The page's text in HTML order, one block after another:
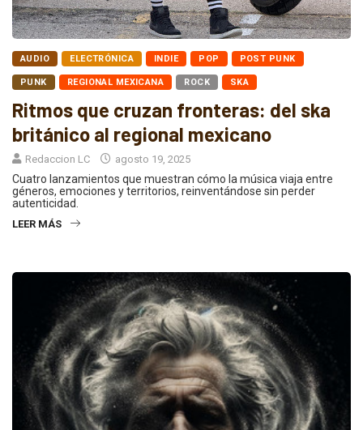
AUDIO ELECTRÓNICA INDIE POP POST PUNK
PUNK REGIONAL MEXICANA ROCK SKA
Ritmos que cruzan fronteras: del ska
británico al regional mexicano
Redaccion LC agosto 19, 2025
Cuatro lanzamientos que muestran cómo la música viaja entre
géneros, emociones y territorios, reinventándose sin perder
autenticidad.
LEER MÁS